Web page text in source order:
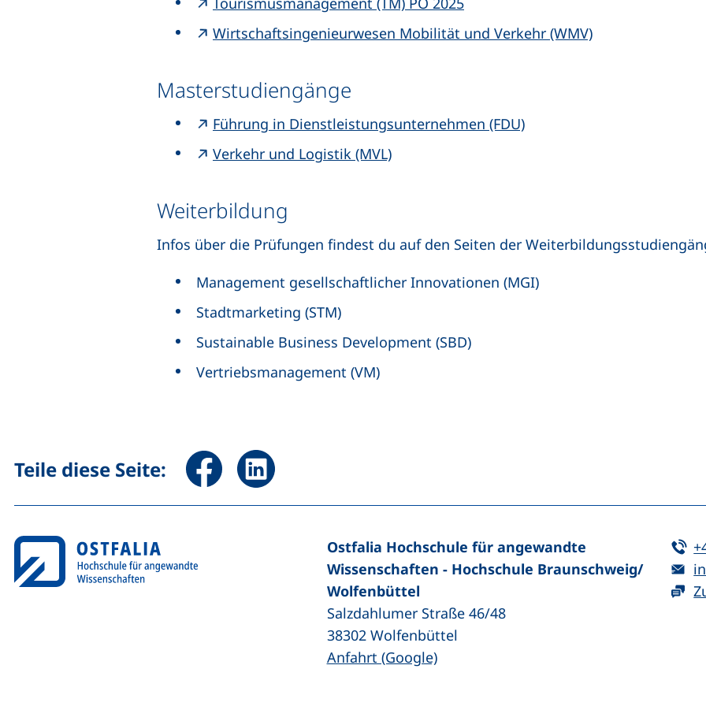
Wirtschaftsingenieurwesen Mobilität und Verkehr (WMV)
Masterstudiengänge
Führung in Dienstleistungsunternehmen (FDU)
Verkehr und Logistik (MVL)
Weiterbildung
Infos über die Prüfungen findest du auf den Seiten der
Management gesellschaftlicher Innovationen (MGI)
Stadtmarketing (STM)
Sustainable Business Development (SBD)
Vertriebsmanagement (VM)
Teile diese Seite: Seite über Facebook teilen (externer Link, öffnet neues Fenster)
Seite über LinkedIn teilen (externer Link, öffnet neues Fenster)
Ostfalia Hochschule für angewandte
Wissenschaften - Hochschule Braunschweig/​
Wolfenbüttel
Salzdahlumer Straße 46/48
38302 Wolfenbüttel
Anfahrt (Google)(externer Link, öffnet neues Fenster)